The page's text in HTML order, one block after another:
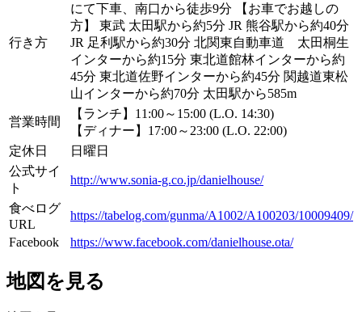
行き方
にて下車、南口から徒歩9分 【お車でお越しの
方】 東武 太田駅から約5分 JR 熊谷駅から約40分
JR 足利駅から約30分 北関東自動車道 太田桐生
インターから約15分 東北道館林インターから約
45分 東北道佐野インターから約45分 関越道東松
山インターから約70分 太田駅から585m
営業時間
【ランチ】11:00～15:00 (L.O. 14:30)
【ディナー】17:00～23:00 (L.O. 22:00)
定休日
日曜日
公式サイ
ト
http://www.sonia-g.co.jp/danielhouse/
食べログ
URL
https://tabelog.com/gunma/A1002/A100203/10009409/
Facebook
https://www.facebook.com/danielhouse.ota/
地図を見る